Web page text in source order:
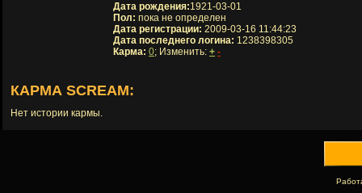
Дата рождения:1921-03-01
Пол: пока не определен
Дата регистрации: 2009-03-16 11:44:23
Дата последнего логина: 1238398305
Карма: 0; Изменить: + -
КАРМА SCREAM:
Нет истории кармы.